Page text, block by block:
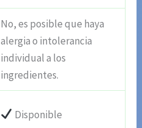
No, es posible que haya
alergia o intolerancia
individual a los
ingredientes.
Disponible